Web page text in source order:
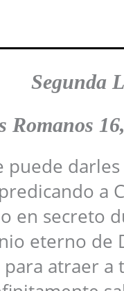
Segunda
Romanos
puede
a
en secreto
eterno de
para atraer